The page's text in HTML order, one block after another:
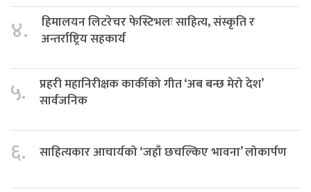
४.
हिमालयन लिटरेचर फेस्टिभलः साहित्य, संस्कृति र
अन्तर्राष्ट्रिय सहकार्य
५.
प्रहरी महानिरीक्षक कार्कीको गीत ‘अब बन्छ मेरो देश’
सार्वजनिक
६. साहित्यकार आचार्यको ‘जहाँ छचल्किए भावना’ लोकार्पण